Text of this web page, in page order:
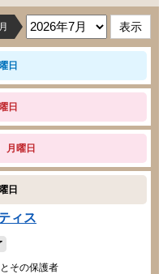
日
日
月曜日
日
ィス
その保護者